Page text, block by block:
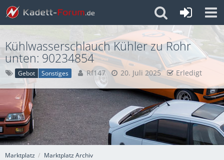
Marktplatz Marktplatz Archiv
Kühlwasserschlauch Kühler zu Rohr
unten: 90234854
Gebot Sonstiges Rf147 20. Juli 2025 Erledigt